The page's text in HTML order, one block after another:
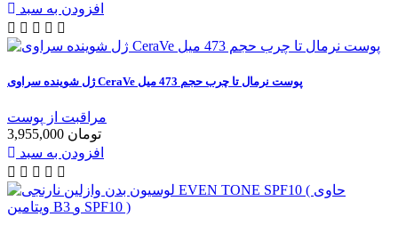
افزودن به سبد
ژل شوینده سراوی CeraVe پوست نرمال تا چرب حجم 473 میل
مراقبت از پوست
3,955,000 تومان
افزودن به سبد